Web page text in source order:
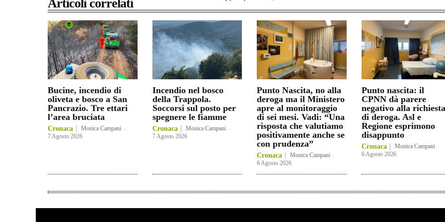
Articoli correlati
Bucine, incendio di
oliveta e bosco a San
Pancrazio. Tre ettari
l’area bruciata
Cronaca Monica Campani -
7 Agosto 2026
Incendio nel bosco
della Trappola.
Soccorsi sul posto per
spegnere le fiamme
Cronaca Monica Campani -
7 Agosto 2026
Punto Nascita, no alla
deroga ma il Ministero
apre al monitoraggio
di sei mesi. Vadi: “Una
risposta che valutiamo
positivamente anche se
con prudenza”
Cronaca Monica Campani -
6 Agosto 2026
Punto nascita: il
CPNN dà parere
negativo alla richiesta
di deroga. Asl e
Regione esprimono
disappunto
Cronaca Monica Campani -
6 Agosto 2026